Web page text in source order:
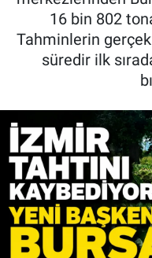
16 bin 802
Tahminlerin
süredir ilk
İnanç
Kadın & Aile
Sağlık
Siyaset
Teknoloji
Yazarlar